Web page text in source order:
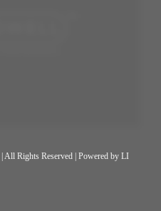
| All Rights Reserved | Powered by LI